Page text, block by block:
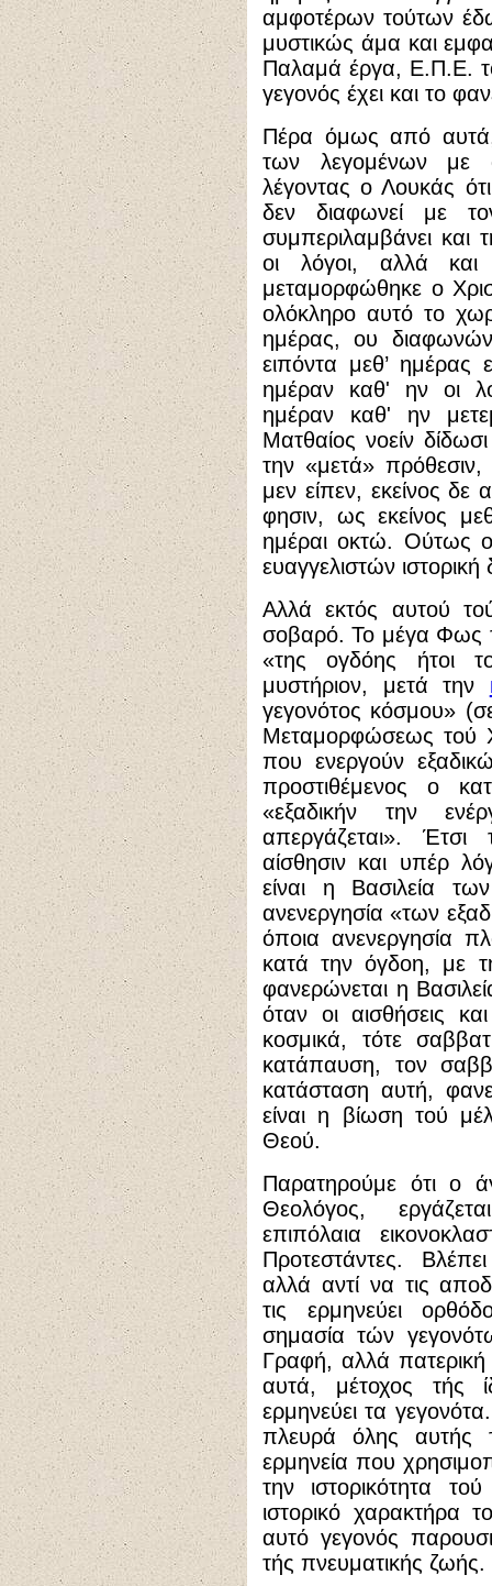
αμφοτέρων τούτων
μυστικώς άμα και
Παλαμά έργα, Ε.Π.Ε.
γεγονός έχει και το
Πέρα όμως από αυτά,
των λεγομένων με
λέγοντας ο Λουκάς
δεν διαφωνεί με
συμπεριλαμβάνει και
οι λόγοι, αλλά
μεταμορφώθηκε ο
ολόκληρο αυτό το
ημέρας, ου
ειπόντα μεθ’
ημέραν καθ' ην οι
ημέραν καθ' ην
Ματθαίος νοείν
την «μετά»
μεν είπεν, εκείνος
φησιν, ως εκείνος
ημέραι οκτώ. Ούτως
ευαγγελιστών
Αλλά εκτός αυτού
σοβαρό. Το μέγα Φως
«της ογδόης ήτοι
μυστήριον, μετά την
γεγονότος κόσμου»
Μεταμορφώσεως τού
που ενεργούν
προστιθέμενος ο
«εξαδικήν την
απεργάζεται».
αίσθησιν και υπέρ
είναι η Βασιλεία
ανενεργησία «των
όποια ανενεργησία
κατά την όγδοη, με
φανερώνεται η
όταν οι αισθήσεις
κοσμικά, τότε
κατάπαυση, τον
κατάσταση αυτή,
είναι η βίωση τού
Θεού.
Παρατηρούμε ότι ο
Θεολόγος,
επιπόλαια
Προτεστάντες.
αλλά αντί να τις
τις ερμηνεύει
σημασία τών
Γραφή, αλλά
αυτά, μέτοχος τής
ερμηνεύει τα
πλευρά όλης αυτής
ερμηνεία που
την ιστορικότητα
ιστορικό χαρακτήρα
αυτό γεγονός
τής πνευματικής ζωής.